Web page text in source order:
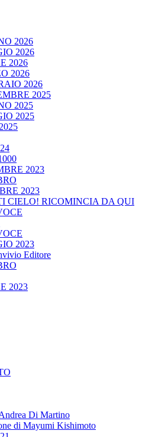
2026
2026
2026
2026
2026
2025
2025
2025
2023
2023
CIELO! RICOMINCIA DA QUI
2023
Editore
2023
Di Martino
di Mayumi Kishimoto